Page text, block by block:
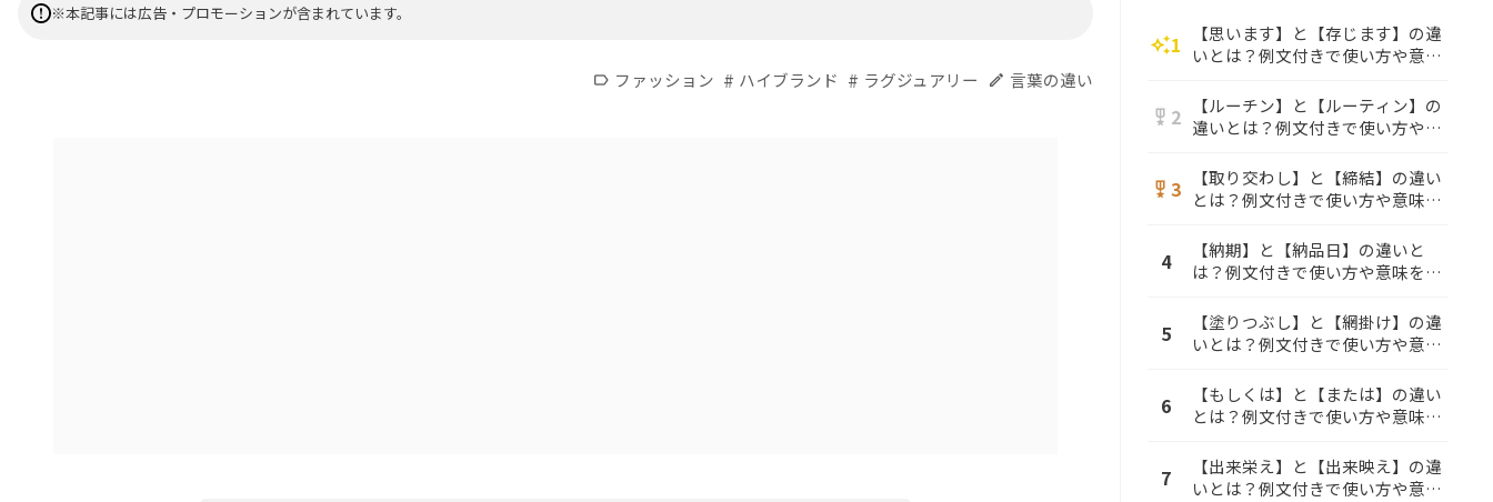
※本記事には広告・プロモーションが含まれています。
label ファッション # ハイブランド # ラグジュアリー edit 言葉の違い
auto_awesome1
【思います】と【存じます】の違
いとは？例文付きで使い方や意味
military_tech 2
【ルーチン】と【ルーティン】の
違いとは？例文付きで使い方や意
military_tech 3
【取り交わし】と【締結】の違い
とは？例文付きで使い方や意味を
4
【納期】と【納品日】の違いと
は？例文付きで使い方や意味をわ
5
【塗りつぶし】と【網掛け】の違
いとは？例文付きで使い方や意味
6
【もしくは】と【または】の違い
とは？例文付きで使い方や意味を
7
【出来栄え】と【出来映え】の違
いとは？例文付きで使い方や意味